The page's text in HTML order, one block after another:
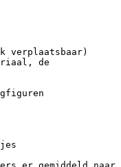
verplaatsbaar)
de